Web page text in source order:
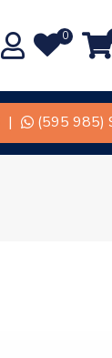
0
| (595 985)